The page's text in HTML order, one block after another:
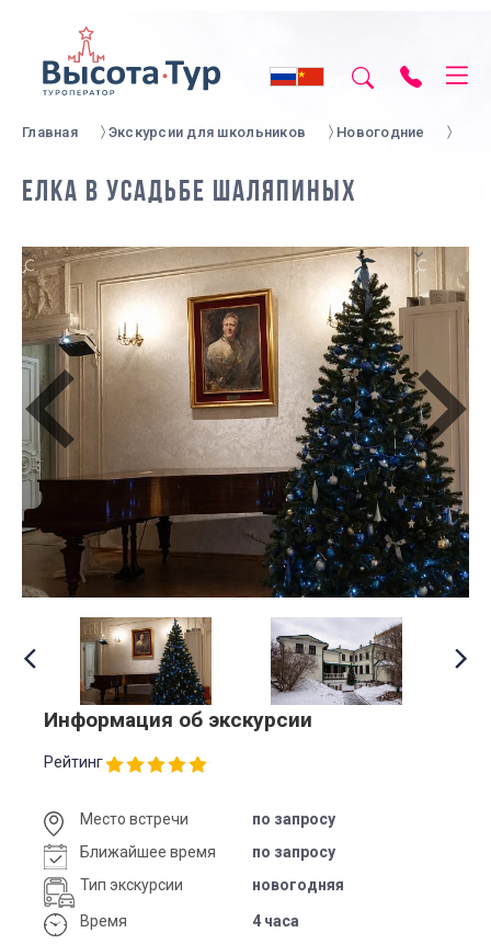
Главная Экскурсии для школьников Новогодние
ЕЛКА В УСАДЬБЕ ШАЛЯПИНЫХ
Информация об экскурсии
Рейтинг
Место встречи
по запросу
Ближайшее время
по запросу
Тип экскурсии
новогодняя
Время
4 часа